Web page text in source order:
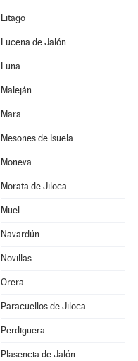
Litago
Lucena de Jalón
Luna
Maleján
Mara
Mesones de Isuela
Moneva
Morata de Jiloca
Muel
Navardún
Novillas
Orera
Paracuellos de Jiloca
Perdiguera
Plasencia de Jalón